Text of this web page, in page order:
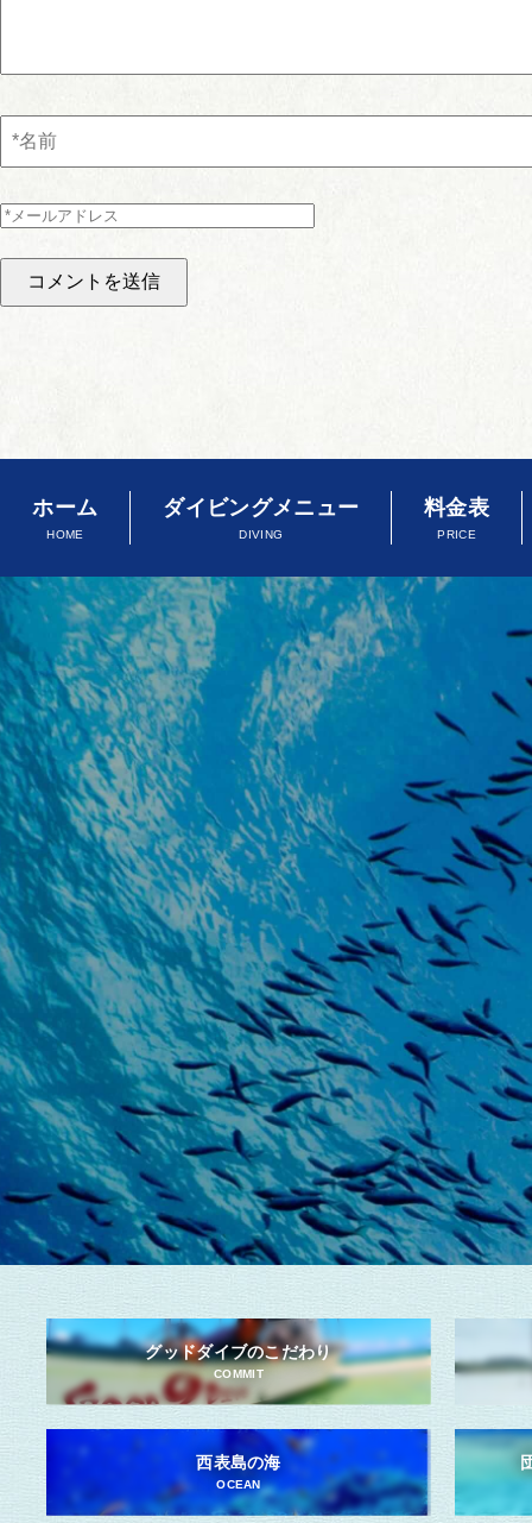
ホーム
HOME
ダイビングメニュー
DIVING
料金表
PRICE
グッドダイブのこだわり
COMMIT
西表島の海
OCEAN